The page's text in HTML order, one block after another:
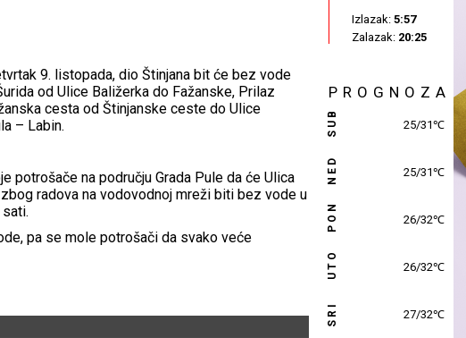
9. listopada, dio Štinjana bit će bez vode
od Ulice Baližerka do Fažanske, Prilaz
cesta od Štinjanske ceste do Ulice
– Labin.
potrošače na području Grada Pule da će Ulica
radova na vodovodnoj mreži biti bez vode u
pa se mole potrošači da svako veće
Izlazak: 5:57
Zalazak: 20:25
PROGNOZA
SUB 25/31℃
NED 25/31℃
PON 26/32℃
UTO 26/32℃
SRI 27/32℃